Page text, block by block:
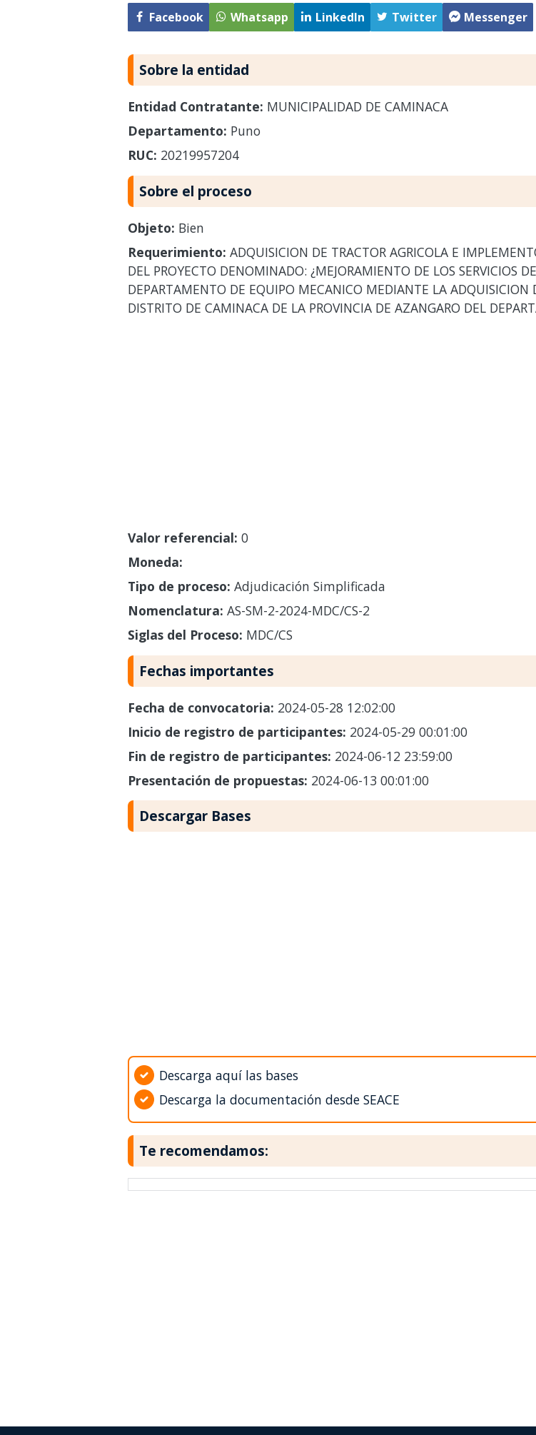
Facebook Whatsapp LinkedIn Twitter Messenger
Sobre la entidad
Entidad Contratante: MUNICIPALIDAD DE CAMINACA
Departamento: Puno
RUC: 20219957204
Sobre el proceso
Objeto: Bien
Requerimiento: ADQUISICION DE TRACTOR AGRICOLA E
DEL PROYECTO DENOMINADO: ¿MEJORAMIENTO DE LOS SERVICIOS
DEPARTAMENTO DE EQUIPO MECANICO MEDIANTE LA ADQUISICION
DISTRITO DE CAMINACA DE LA PROVINCIA DE AZANGARO DEL
Valor referencial: 0
Moneda:
Tipo de proceso: Adjudicación Simplificada
Nomenclatura: AS-SM-2-2024-MDC/CS-2
Siglas del Proceso: MDC/CS
Fechas importantes
Fecha de convocatoria: 2024-05-28 12:02:00
Inicio de registro de participantes: 2024-05-29 00:01:00
Fin de registro de participantes: 2024-06-12 23:59:00
Presentación de propuestas: 2024-06-13 00:01:00
Descargar Bases
Descarga aquí las bases
Descarga la documentación desde SEACE
Te recomendamos: